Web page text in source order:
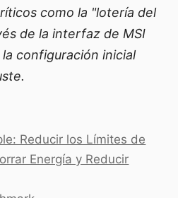
como la "lotería del
de la interfaz de MSI
configuración inicial
Reducir los Límites de
Energía y Reducir